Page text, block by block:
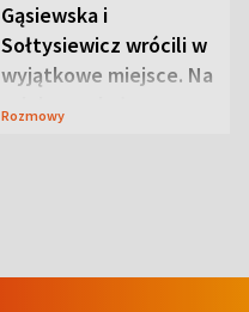
Gąsiewska i
Sołtysiewicz wrócili w
wyjątkowe miejsce. Na
szlaku czekał
Rozmowy